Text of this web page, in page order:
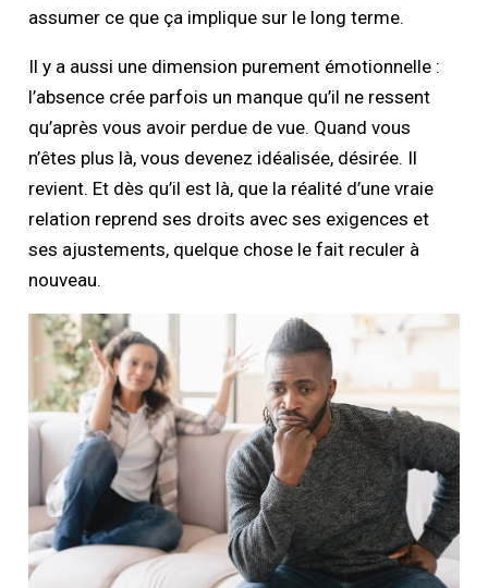
assumer ce que ça implique sur le long terme.
Il y a aussi une dimension purement émotionnelle :
l’absence crée parfois un manque qu’il ne ressent
qu’après vous avoir perdue de vue. Quand vous
n’êtes plus là, vous devenez idéalisée, désirée. Il
revient. Et dès qu’il est là, que la réalité d’une vraie
relation reprend ses droits avec ses exigences et
ses ajustements, quelque chose le fait reculer à
nouveau.